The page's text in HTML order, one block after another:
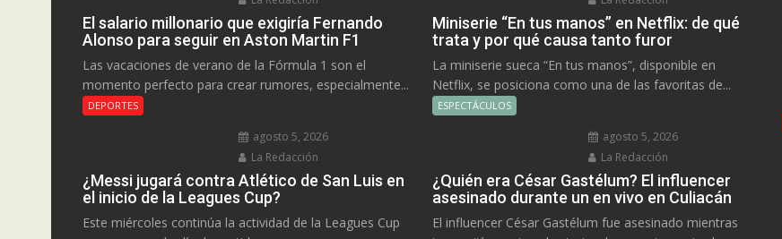
El salario millonario que exigiría Fernando
Alonso para seguir en Aston Martin F1
Las vacaciones de verano de la Fórmula 1 son el
momento perfecto para crear rumores, especialmente...
DEPORTES
agosto 5, 2026
La Redacción
¿Messi jugará contra Atlético de San Luis en
el inicio de la Leagues Cup?
Este miércoles continúa la actividad de la Leagues Cup
Miniserie “En tus manos” en Netflix: de qué
trata y por qué causa tanto furor
La miniserie sueca “En tus manos”, disponible en
Netflix, se posiciona como una de las favoritas de...
ESPECTÁCULOS
agosto 5, 2026
La Redacción
¿Quién era César Gastélum? El influencer
asesinado durante un en vivo en Culiacán
El influencer César Gastélum fue asesinado mientras